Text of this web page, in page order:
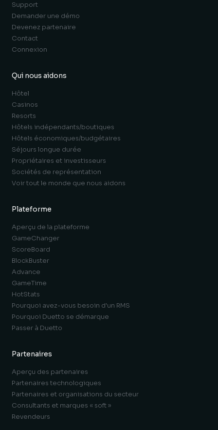
Support
Demander une démo
Devenez partenaire
Contact
Connexion
Qui nous aidons
Hôtel
Casinos
Resorts
Hôtels indépendants/boutiques
Hôtels économiques/budgétaires
Séjours longue durée
Propriétaires et investisseurs
Sociétés de représentation
Voir tout le monde que nous aidons
Plateforme
Aperçu de la plateforme
GameChanger
ScoreBoard
BlockBuster
Advance
GameTime
HotStats
Pourquoi avez-vous besoin d'un RMS
Pourquoi Duetto se démarque
Passer à Duetto
Partenaires
Aperçu des partenaires
Partenaires technologiques
Partenaires et organisations du secteur
Consultants et marques « soft »
Revendeurs